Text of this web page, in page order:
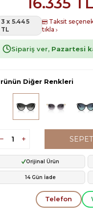
3 x 5.445
TL
Taksit
tıkla
Sipariş ver, Pazartesi
Diğer Renkleri
Orijinal Ürün
14 Gün İade
Telefon